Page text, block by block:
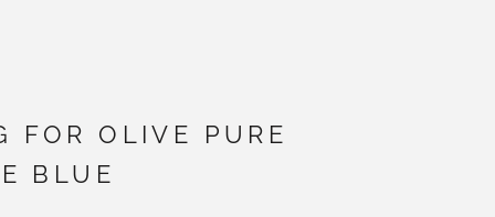
FOR OLIVE PURE
BLUE